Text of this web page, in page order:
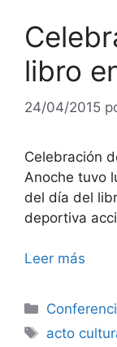
libro
24/04/2015
Celebración
Anoche tuvo
del día del
deportiva
Leer más
Categorías
Etiquetas
acto